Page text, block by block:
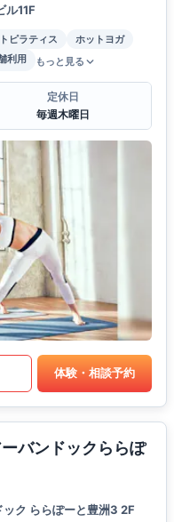
ル11F
ピラティス
ホットヨガ
利用 もっと見る
定休日
毎週木曜日
体験・相談予約
バンドックららぽ
ク ららぽーと豊洲3 2F